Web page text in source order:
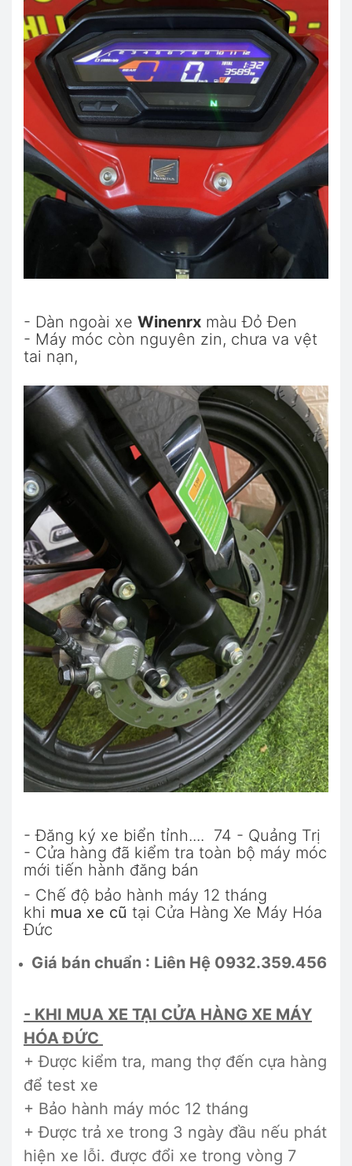
- Dàn ngoài xe Winenrx màu Đỏ Đen
- Máy móc còn nguyên zin, chưa va vệt
tai nạn,
- Đăng ký xe biển tỉnh.... 74 - Quảng Trị
- Cửa hàng đã kiểm tra toàn bộ máy móc
mới tiến hành đăng bán
- Chế độ bảo hành máy 12 tháng
khi mua xe cũ tại Cửa Hàng Xe Máy Hóa
Đức
Giá bán chuẩn : Liên Hệ 0932.359.456
- KHI MUA XE TẠI CỬA HÀNG XE MÁY
HÓA ĐỨC
+ Được kiểm tra, mang thợ đến cựa hàng
để test xe
+ Bảo hành máy móc 12 tháng
+ Được trả xe trong 3 ngày đầu nếu phát
hiện xe lỗi. được đổi xe trong vòng 7